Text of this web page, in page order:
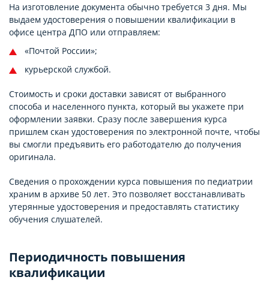
На изготовление документа обычно требуется 3 дня. Мы
выдаем удостоверения о повышении квалификации в
офисе центра ДПО или отправляем:
«Почтой России»;
курьерской службой.
Стоимость и сроки доставки зависят от выбранного
способа и населенного пункта, который вы укажете при
оформлении заявки. Сразу после завершения курса
пришлем скан удостоверения по электронной почте, чтобы
вы смогли предъявить его работодателю до получения
оригинала.
Сведения о прохождении курса повышения по педиатрии
храним в архиве 50 лет. Это позволяет восстанавливать
утерянные удостоверения и предоставлять статистику
обучения слушателей.
Периодичность повышения
квалификации